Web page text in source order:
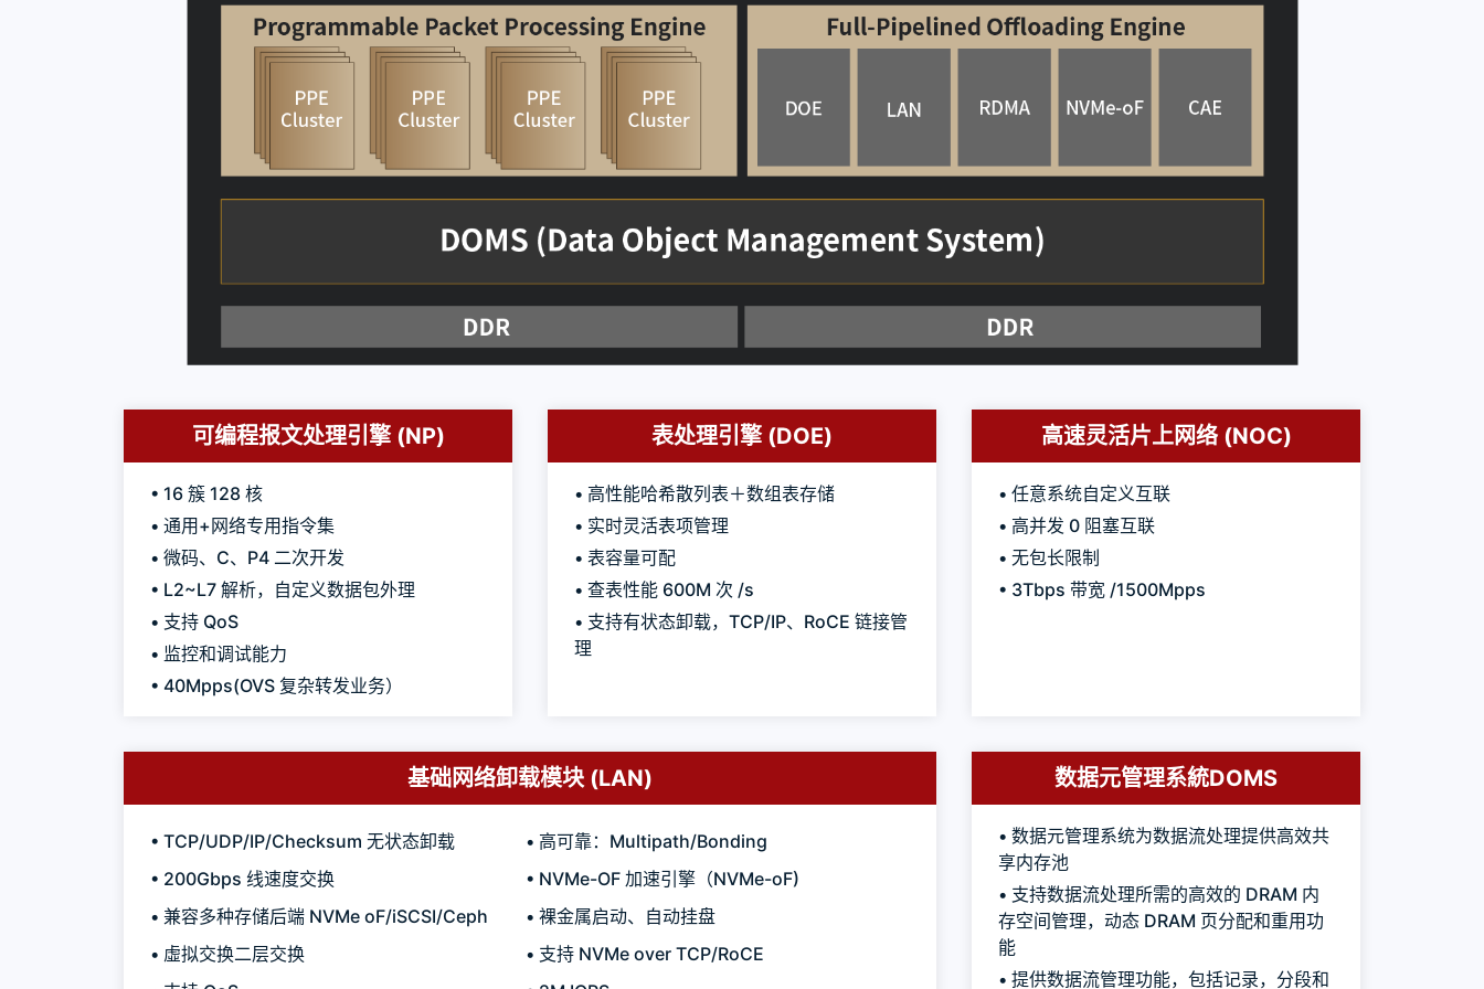
可编程报文处理引擎 (NP)
• 16 簇 128 核
• 通用+网络专用指令集
• 微码、C、P4 二次开发
• L2~L7 解析，自定义数据包外理
• 支持 QoS
• 监控和调试能力
• 40Mpps(OVS 复杂转发业务）
表处理引擎 (DOE)
• 高性能哈希散列表＋数组表存储
• 实时灵活表项管理
• 表容量可配
• 查表性能 600M 次 /s
• 支持有状态卸载，TCP/IP、RoCE 链接管
理
高速灵活片上网络 (NOC)
• 任意系统自定义互联
• 高并发 0 阻塞互联
• 无包长限制
• 3Tbps 带宽 /1500Mpps
基础网络卸载模块 (LAN)
• TCP/UDP/IP/Checksum 无状态卸载
• 高可靠：Multipath/Bonding
• 200Gbps 线速度交换
• NVMe-OF 加速引擎（NVMe-oF)
• 兼容多种存储后端 NVMe oF/iSCSI/Ceph
• 裸金属启动、自动挂盘
• 虛拟交换二层交换
• 支持 NVMe over TCP/RoCE
数据元管理系統DOMS
• 数据元管理系统为数据流处理提供高效共
享内存池
• 支持数据流处理所需的高效的 DRAM 内
存空间管理，动态 DRAM 页分配和重用功
能
• 提供数据流管理功能，包括记录，分段和